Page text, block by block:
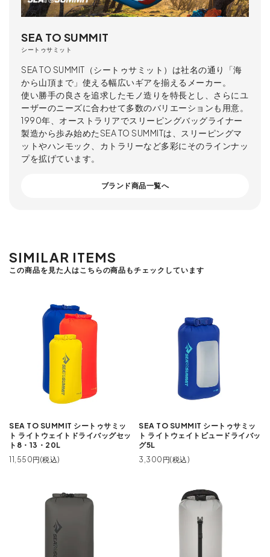
SEA TO SUMMIT
シートゥサミット
SEA TO SUMMIT（シートゥサミット）は社名の通り「海
から山頂まで」使える幅広いギアを揃えるメーカー。
使い勝手の良さを追求したモノ造りを特長とし、さらにユ
ーザーのニーズに合わせて多数のバリエーションも用意。
1990年、オーストラリアでスリーピングバッグライナー
製造から歩み始めたSEA TO SUMMITは、スリーピングマ
ットやハンモック、カトラリーなど多彩にそのラインナッ
プを拡げています。
ブランド商品一覧へ
SIMILAR ITEMS
この商品を見た人はこちらの商品もチェックしています
SEA TO SUMMIT シートゥサミッ
ト ライトウェイトドライバッグセッ
ト8・13・20L
11,550円(税込)
SEA TO SUMMIT シートゥサミッ
ト ライトウェイトビュードライバッ
グ5L
3,300円(税込)